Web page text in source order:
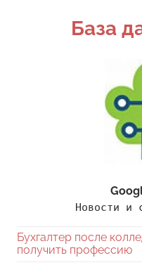
База
Новости и
Бухгалтер после
получить профессию